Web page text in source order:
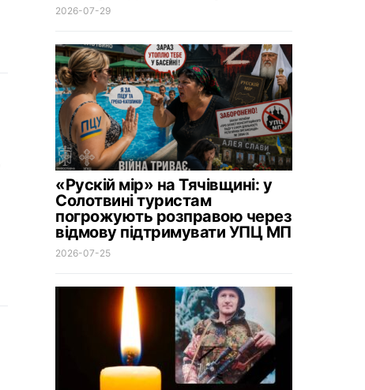
2026-07-29
«Рускій мір» на Тячівщині: у
Солотвині туристам
погрожують розправою через
відмову підтримувати УПЦ МП
2026-07-25